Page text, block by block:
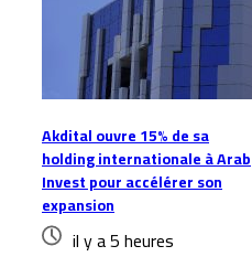
Akdital ouvre 15% de sa
holding internationale à Arab
Invest pour accélérer son
expansion
il y a 5 heures